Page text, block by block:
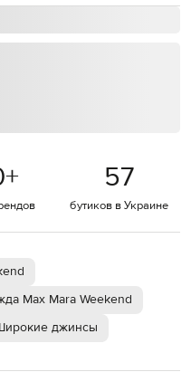
+ 57
бутиков в Украине
Max Mara Weekend
джинсы